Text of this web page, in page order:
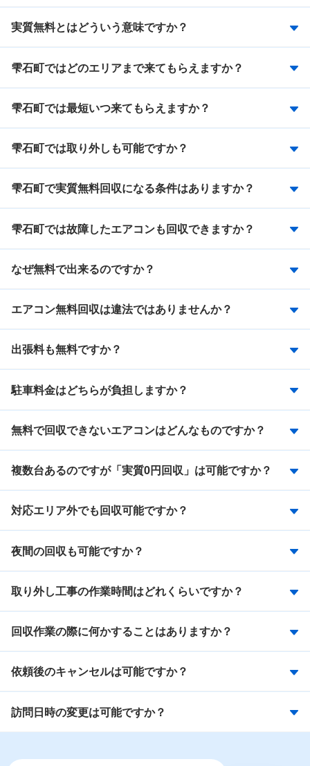
実質無料とはどういう意味ですか？
雫石町ではどのエリアまで来てもらえますか？
雫石町では最短いつ来てもらえますか？
雫石町では取り外しも可能ですか？
雫石町で実質無料回収になる条件はありますか？
雫石町では故障したエアコンも回収できますか？
なぜ無料で出来るのですか？
エアコン無料回収は違法ではありませんか？
出張料も無料ですか？
駐車料金はどちらが負担しますか？
無料で回収できないエアコンはどんなものですか？
複数台あるのですが「実質0円回収」は可能ですか？
対応エリア外でも回収可能ですか？
夜間の回収も可能ですか？
取り外し工事の作業時間はどれくらいですか？
回収作業の際に何かすることはありますか？
依頼後のキャンセルは可能ですか？
訪問日時の変更は可能ですか？